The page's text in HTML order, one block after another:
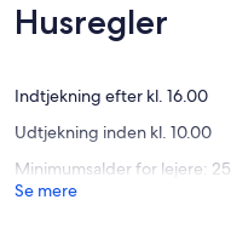
10,
Enestående,
Husregler
Indtjekning efter kl. 16.00
Udtjekning inden kl. 10.00
Minimumsalder for lejere: 25
Se mere